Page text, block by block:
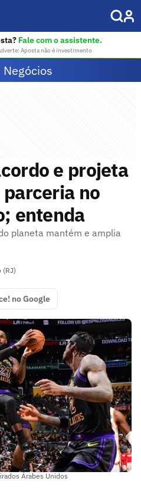
Fale com o assistente.
Aposta não é investimento
Negócios
e projeta
no
entenda
planeta mantém e amplia
(RJ)
no Google
Árabes Unidos